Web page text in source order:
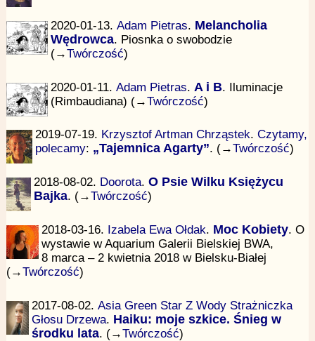
2020-01-13. Adam Pietras. Melancholia
Wędrowca. Piosnka o swobodzie
(→Twórczość)
2020-01-11. Adam Pietras. A i B. Iluminacje
(Rimbaudiana) (→Twórczość)
2019-07-19. Krzysztof Artman Chrząstek. Czytamy,
polecamy: „Tajemnica Agarty”. (→Twórczość)
2018-08-02. Doorota.O Psie Wilku Księżycu
Bajka. (→Twórczość)
2018-03-16. Izabela Ewa Ołdak. Moc Kobiety. O
wystawie w Aquarium Galerii Bielskiej BWA,
8 marca – 2 kwietnia 2018 w Bielsku-Białej
(→Twórczość)
2017-08-02. Asia Green Star Z Wody Strażniczka
Głosu Drzewa. Haiku: moje szkice. Śnieg w
środku lata. (→Twórczość)